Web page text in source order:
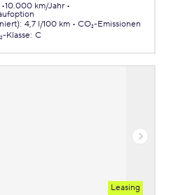
10.000 km/Jahr
: 4,7 l/100 km
CO₂-Emissionen
Klasse: C
Leasing